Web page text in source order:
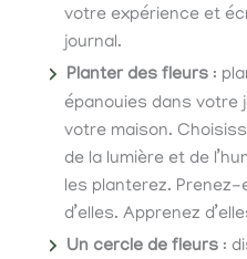
votre expérience et
journal.
Planter des fleurs :
épanouies dans votre
votre maison.
de la lumière et de
les planterez.
d’elles. Apprenez
Un cercle de fleurs :